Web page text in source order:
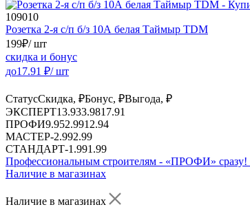
109010
Розетка 2-я с/п б/з 10А белая Таймыр TDM
199₽/ шт
скидка и бонус
до17.91 ₽/ шт
СтатусСкидка, ₽Бонус, ₽Выгода, ₽
ЭКСПЕРТ13.933.9817.91
ПРОФИ9.952.9912.94
МАСТЕР-2.992.99
СТАНДАРТ-1.991.99
Профессиональным строителям - «ПРОФИ» сразу!
Наличие в магазинах
Наличие в магазинах